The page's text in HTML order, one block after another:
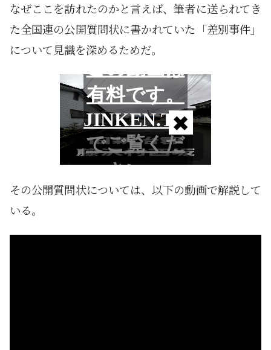
なぜここを訪れたのかと言えば、筆者に送られてき
た全国連の公開質問状に書かれていた「差別事件」
について見識を深めるためだ。
その公開質問状については、以下の動画で解説して
いる。